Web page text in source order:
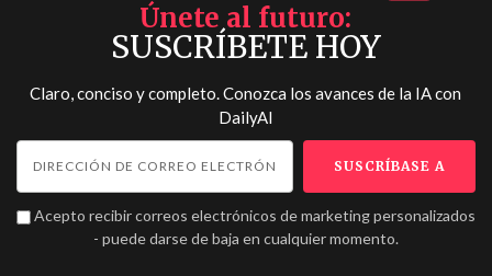
Únete al futuro
SUSCRÍBETE HOY
Claro, conciso y completo. Conozca los avances de la IA con
DailyAI
Acepto recibir correos electrónicos de marketing personalizados
- puede darse de baja en cualquier momento.